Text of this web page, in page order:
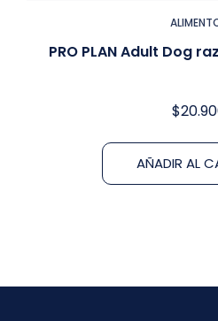
PRO PLAN Adult Dog
$
AÑADIR AL